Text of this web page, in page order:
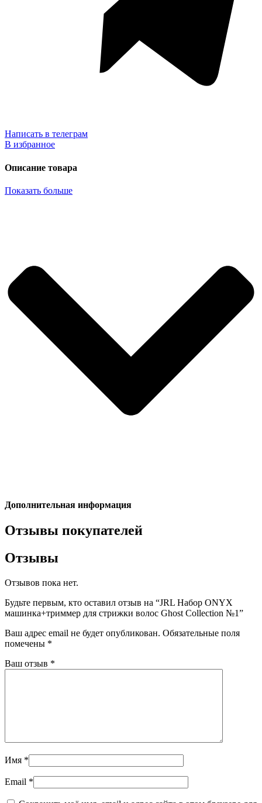
Написать в телеграм
В избранное
Описание товара
Показать больше
Дополнительная информация
Отзывы покупателей
Отзывы
Отзывов пока нет.
Будьте первым, кто оставил отзыв на “JRL Набор ONYX
машинка+триммер для стрижки волос Ghost Collection №1”
Ваш адрес email не будет опубликован. Обязательные поля
помечены *
Ваш отзыв *
Имя *
Email *